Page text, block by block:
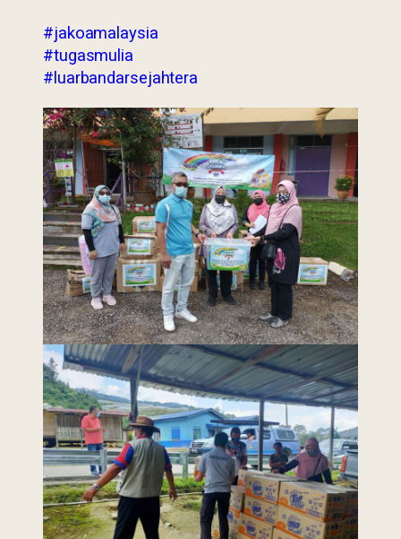
#jakoamalaysia
#tugasmulia
#luarbandarsejahtera